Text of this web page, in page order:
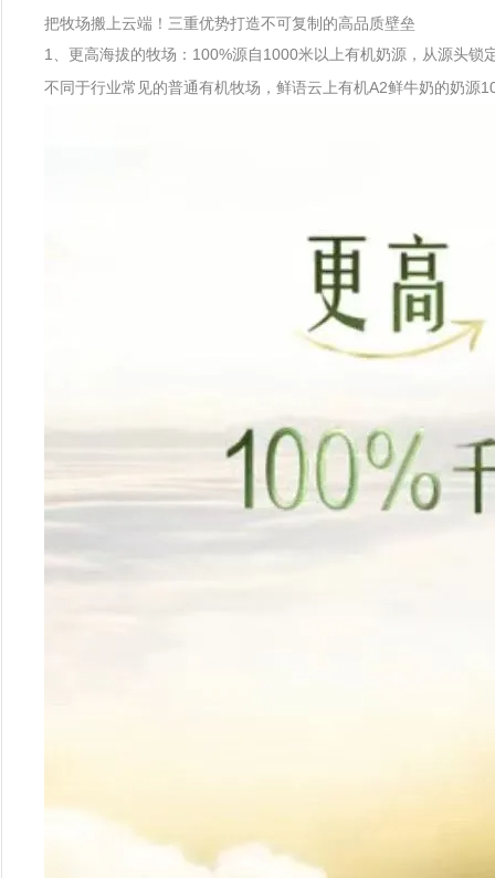
把牧场搬上云端！三重优势打造不可复制的高品质壁垒
1、更高海拔的牧场：100%源自1000米以上有机奶源，从源头锁
不同于行业常见的普通有机牧场，鲜语云上有机A2鲜牛奶的奶源